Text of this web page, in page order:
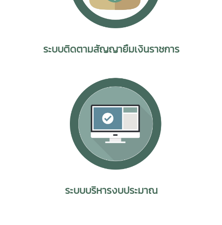
ระบบติดตามสัญญายืมเงินราชการ
ระบบบริหารงบประมาณ